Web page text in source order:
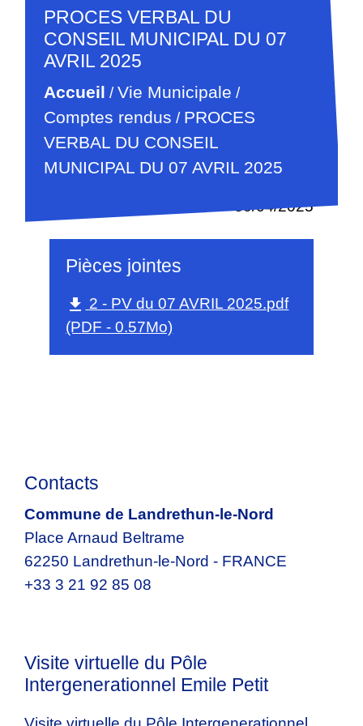
PROCES VERBAL DU
CONSEIL MUNICIPAL DU 07
AVRIL 2025
Accueil /Vie Municipale /
Comptes rendus / PROCES
VERBAL DU CONSEIL
MUNICIPAL DU 07 AVRIL 2025
30/04/2025
Pièces jointes
file_download 2 - PV du 07 AVRIL 2025.pdf
(PDF - 0.57Mo)
Contacts
Commune de Landrethun-le-Nord
Place Arnaud Beltrame
62250 Landrethun-le-Nord - FRANCE
+33 3 21 92 85 08
Visite virtuelle du Pôle
Intergenerationnel Emile Petit